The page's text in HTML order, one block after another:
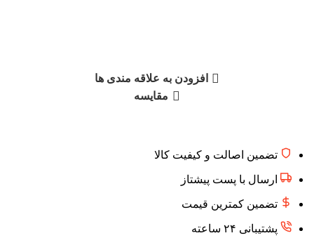
افزودن به علاقه مندی ها
مقایسه
تضمین اصالت و کیفیت کالا
ارسال با پست پیشتاز
تضمین کمترین قیمت
پشتیبانی ۲۴ ساعته